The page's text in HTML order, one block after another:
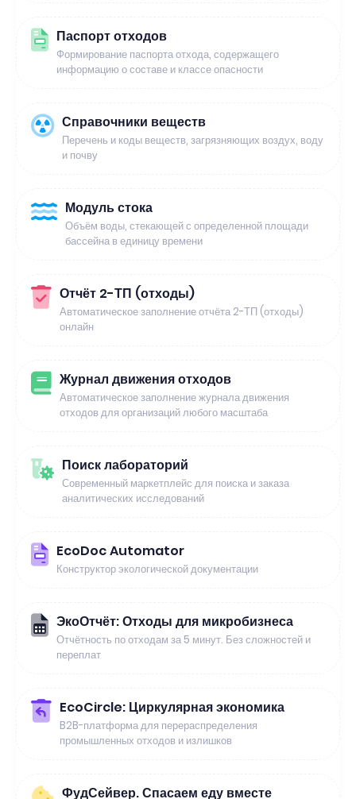
Паспорт отходов
Формирование паспорта отхода, содержащего
информацию о составе и классе опасности
Справочники веществ
Перечень и коды веществ, загрязняющих воздух, воду
и почву
Модуль стока
Объём воды, стекающей с определенной площади
бассейна в единицу времени
Отчёт 2-ТП (отходы)
Автоматическое заполнение отчёта 2-ТП (отходы)
онлайн
Журнал движения отходов
Автоматическое заполнение журнала движения
отходов для организаций любого масштаба
Поиск лабораторий
Современный маркетплейс для поиска и заказа
аналитических исследований
EcoDoc Automator
Конструктор экологической документации
ЭкоОтчёт: Отходы для микробизнеса
Отчётность по отходам за 5 минут. Без сложностей и
переплат
EcoCircle: Циркулярная экономика
B2B-платформа для перераспределения
промышленных отходов и излишков
ФудСейвер. Спасаем еду вместе